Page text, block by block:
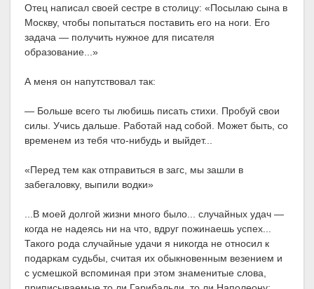
Отец написал своей сестре в столицу: «Посылаю сына в
Москву, чтобы попытаться поставить его на ноги. Его
задача — получить нужное для писателя
образование...»
А меня он напутствовал так:
— Больше всего ты любишь писать стихи. Пробуй свои
силы. Учись дальше. Работай над собой. Может быть, со
временем из тебя что-нибудь и выйдет...
«Перед тем как отправиться в загс, мы зашли в
забегаловку, выпили водки»
...В моей долгой жизни много было... случайных удач —
когда не надеясь ни на что, вдруг пожинаешь успех...
Такого рода случайные удачи я никогда не относил к
подаркам судьбы, считая их обыкновенным везением и
с усмешкой вспоминая при этом знаменитые слова,